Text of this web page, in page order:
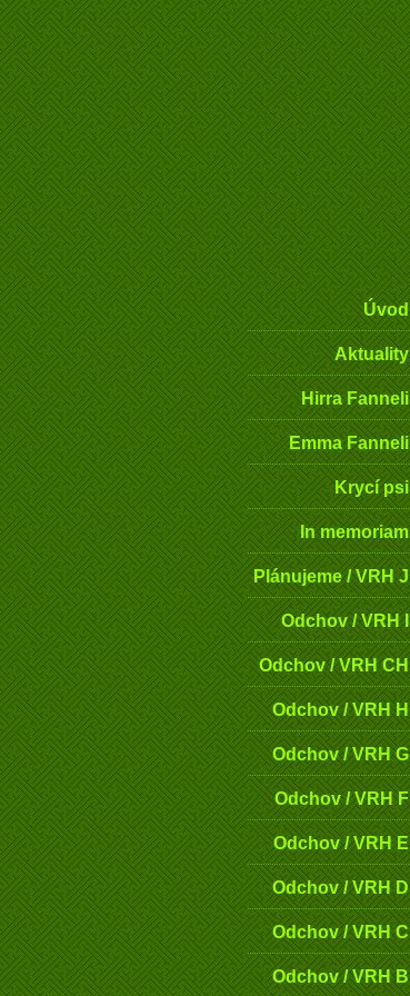
Úvod
Aktuality
Hirra Fanneli
Emma Fanneli
Krycí psi
In memoriam
Plánujeme / VRH J
Odchov / VRH I
Odchov / VRH CH
Odchov / VRH H
Odchov / VRH G
Odchov / VRH F
Odchov / VRH E
Odchov / VRH D
Odchov / VRH C
Odchov / VRH B